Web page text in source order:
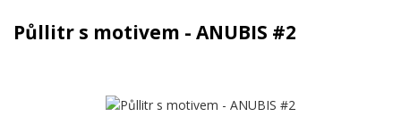
Půllitr s motivem - ANUBIS #2